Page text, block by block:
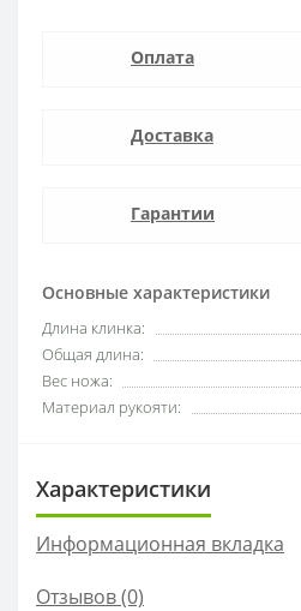
Основные характеристики
Длина клинка:
Общая длина:
Вес ножа:
Материал рукояти:
Оплата
Доставка
Гарантии
Характеристики
Информационная вкладка
Отзывов (0)